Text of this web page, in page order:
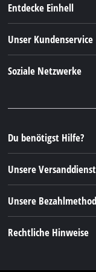
Entdecke Einhell
Nachhaltigkeit
Unser Kundenservice
FAQs
Rücksendungen /
Hinweise zur
Vertrag widerrufen
Soziale Netzwerke
Instagram
TikTok
Pinterest
Linkedin
Du benötigst Hilfe?
Unsere
Unsere
Rechtliche Hinweise